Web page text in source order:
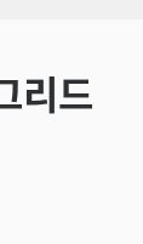
리드